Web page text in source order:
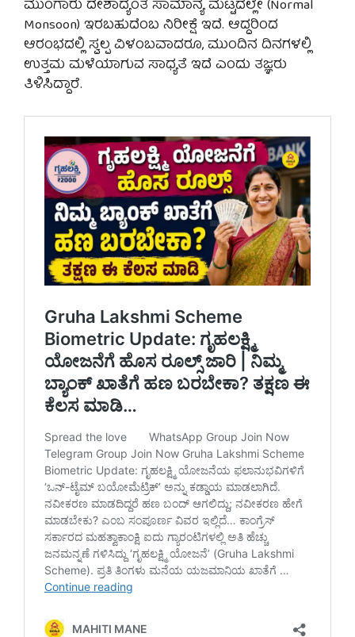
ಮುಂಗಾರು ದೇಶಾದ್ಯಂತ ಸಾಮಾನ್ಯ ಮಟ್ಟದಲ್ಲೇ (Normal
Monsoon) ಇರಬಹುದೆಂಬ ನಿರೀಕ್ಷೆ ಇದೆ. ಆದ್ದರಿಂದ
ಆರಂಭದಲ್ಲಿ ಸ್ವಲ್ಪ ವಿಳಂಬವಾದರೂ, ಮುಂದಿನ ದಿನಗಳಲ್ಲಿ
ಉತ್ತಮ ಮಳೆಯಾಗುವ ಸಾಧ್ಯತೆ ಇದೆ ಎಂದು ತಜ್ಞರು
ತಿಳಿಸಿದ್ದಾರೆ.